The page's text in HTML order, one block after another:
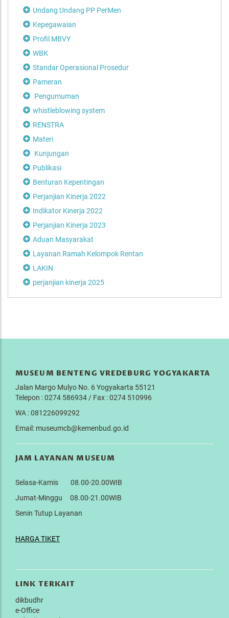
Undang Undang PP PerMen
Kepegawaian
Profil MBVY
WBK
Standar Operasional Prosedur
Pameran
Pengumuman
whistleblowing system
RENSTRA
Materi
Kunjungan
Publikasi
Benturan Kepentingan
Perjanjian Kinerja 2022
Indikator Kinerja 2022
Perjanjian Kinerja 2023
Aduan Masyarakat
Layanan Ramah Kelompok Rentan
LAKIN
perjanjian kinerja 2025
MUSEUM BENTENG VREDEBURG YOGYAKARTA
Jalan Margo Mulyo No. 6 Yogyakarta 55121
Telepon : 0274 586934 / Fax : 0274 510996
WA : 081226099292
Email: museumcb@kemenbud.go.id
JAM LAYANAN MUSEUM
Selasa-Kamis 08.00-20.00WIB
Jumat-Minggu 08.00-21.00WIB
Senin Tutup Layanan
HARGA TIKET
LINK TERKAIT
dikbudhr
e-Office